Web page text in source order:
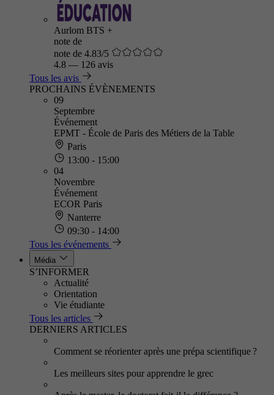
Aurlom BTS +
note de
note de 4.83/5
4.8 — 126 avis
Tous les avis
PROCHAINS ÉVÈNEMENTS
09
Septembre
Événement
EPMT - École de Paris des Métiers de la Table
Paris
13:00 - 15:00
04
Novembre
Événement
ECOR Paris
Nanterre
09:30 - 14:00
Tous les événements
Média
S’INFORMER
Actualité
Orientation
Vie étudiante
Tous les articles
DERNIERS ARTICLES
Comment se réorienter après une prépa scientifique ?
Les meilleurs sites pour apprendre le grec